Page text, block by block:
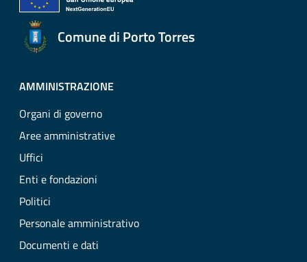
Comune di Porto Torres
AMMINISTRAZIONE
Organi di governo
Aree amministrative
Uffici
Enti e fondazioni
Politici
Personale amministrativo
Documenti e dati